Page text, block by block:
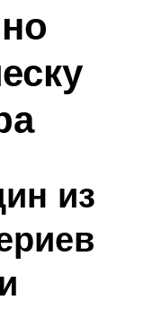
из